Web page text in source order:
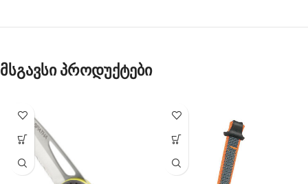
მსგავსი პროდუქტები